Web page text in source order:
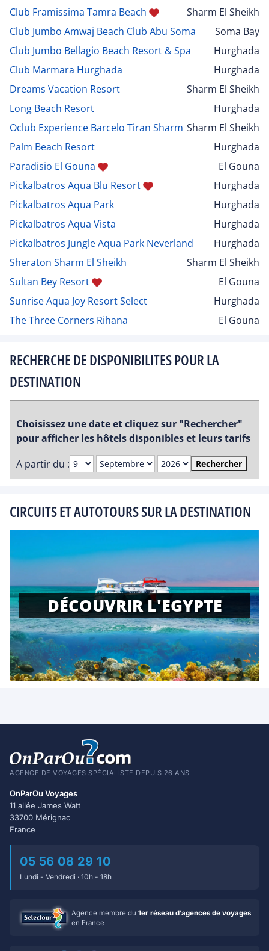
Club Framissima Tamra Beach
Sharm El Sheikh
Club Jumbo Amwaj Beach Club Abu Soma
Soma Bay
Club Jumbo Bellagio Beach Resort & Spa
Hurghada
Club Marmara Hurghada
Hurghada
Dreams Vacation Resort
Sharm El Sheikh
Long Beach Resort
Hurghada
Oclub Experience Barcelo Tiran Sharm Sharm El Sheikh
Palm Beach Resort
Hurghada
Paradisio El Gouna
El Gouna
Pickalbatros Aqua Blu Resort
Hurghada
Pickalbatros Aqua Park
Hurghada
Pickalbatros Aqua Vista
Hurghada
Pickalbatros Jungle Aqua Park Neverland
Hurghada
Sheraton Sharm El Sheikh
Sharm El Sheikh
Sultan Bey Resort
El Gouna
Sunrise Aqua Joy Resort Select
Hurghada
The Three Corners Rihana
El Gouna
RECHERCHE DE DISPONIBILITES POUR LA
DESTINATION
Choisissez une date et cliquez sur "Rechercher"
pour afficher les hôtels disponibles et leurs tarifs
A partir du :
Rechercher
CIRCUITS ET AUTOTOURS SUR LA DESTINATION
DÉCOUVRIR L'EGYPTE
AGENCE DE VOYAGES SPÉCIALISTE DEPUIS 26 ANS
OnParOu Voyages
11 allée James Watt
33700 Mérignac
France
05 56 08 29 10
Lundi - Vendredi · 10h - 18h
Agence membre du 1er réseau d’agences de voyages
en France